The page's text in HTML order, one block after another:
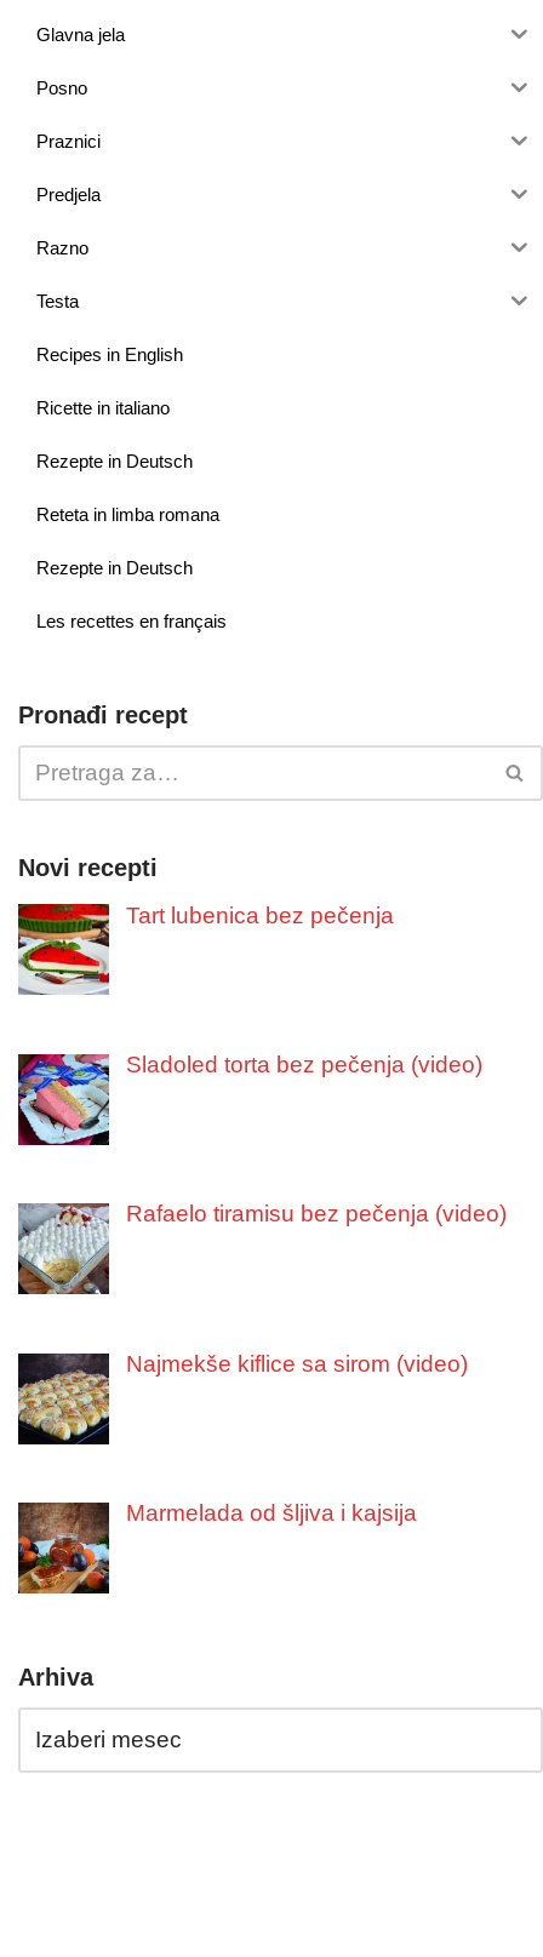
Glavna jela
Posno
Praznici
Predjela
Razno
Testa
Recipes in English
Ricette in italiano
Rezepte in Deutsch
Reteta in limba romana
Rezepte in Deutsch
Les recettes en français
Pronađi recept
Novi recepti
Tart lubenica bez pečenja
Sladoled torta bez pečenja (video)
Rafaelo tiramisu bez pečenja (video)
Najmekše kiflice sa sirom (video)
Marmelada od šljiva i kajsija
Arhiva